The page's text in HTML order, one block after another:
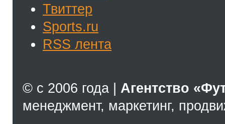
Твиттер
Sports.ru
RSS лента
© с 2006 года | Агентство
менеджмент, маркетинг,